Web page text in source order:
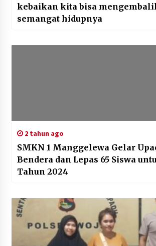
kebaikan kita bisa
semangat hidupnya
2 tahun ago
SMKN 1 Manggelewa Gelar
Bendera dan Lepas 65 Siswa
Tahun 2024